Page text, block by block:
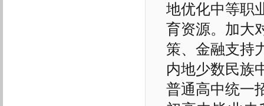
地优化中等职
育资源。加大
策、金融支持
内地少数民族
普通高中统一